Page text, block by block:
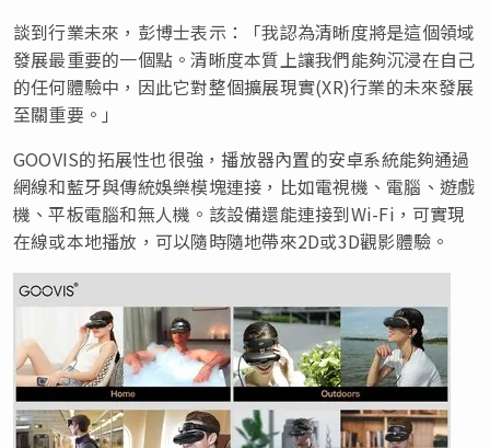
談到行業未來，彭博士表示：「我認為清晰度將是這個領域
發展最重要的一個點。清晰度本質上讓我們能夠沉浸在自己
的任何體驗中，因此它對整個擴展現實(XR)行業的未來發展
至關重要。」
GOOVIS的拓展性也很強，播放器內置的安卓系統能夠通過
網線和藍牙與傳統娛樂模塊連接，比如電視機、電腦、遊戲
機、平板電腦和無人機。該設備還能連接到Wi-Fi，可實現
在線或本地播放，可以隨時隨地帶來2D或3D觀影體驗。